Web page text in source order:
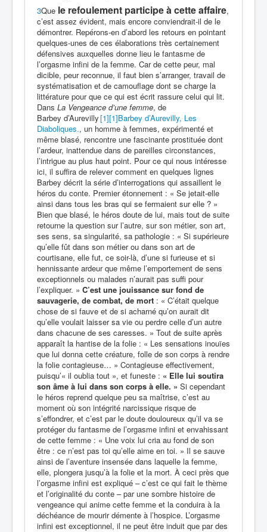
3Que le refoulement participe à cette affaire,
c’est assez évident, mais encore conviendrait-il de le
démontrer. Repérons-en d’abord les retours en pointant
quelques-unes de ces élaborations très certainement
défensives auxquelles donne lieu le fantasme de
l’orgasme infini de la femme. Car de cette peur, mal
dicible, peur reconnue, il faut bien s’arranger, travail de
systématisation et de camouflage dont se charge la
littérature pour que ce qui est écrit rassure celui qui lit.
Dans La Vengeance d’une femme, de
Barbey d’Aurevilly[1][1]Barbey d’Aurevilly, Les
Diaboliques., un homme à femmes, expérimenté et
même blasé, rencontre une fascinante prostituée dont
l’ardeur, inattendue dans de pareilles circonstances,
l’intrigue au plus haut point. Pour ce qui nous intéresse
ici, il suffira de relever comment en quelques lignes
Barbey décrit la série d’interrogations qui assaillent le
héros du conte. Premier étonnement : « Se jetait-elle
ainsi dans tous les bras qui se fermaient sur elle ? »
Bien que blasé, le héros doute de lui, mais tout de suite
retourne la question sur l’autre, sur son métier, son art,
ses sens, sa singularité, sa pathologie : « Si supérieure
qu’elle fût dans son métier ou dans son art de
courtisane, elle fut, ce soir-là, d’une si furieuse et si
hennissante ardeur que même l’emportement de sens
exceptionnels ou malades n’aurait pas suffi pour
l’expliquer. » C’est une jouissance sur fond de
sauvagerie, de combat, de mort : « C’était quelque
chose de si fauve et de si acharné qu’on aurait dit
qu’elle voulait laisser sa vie ou perdre celle d’un autre
dans chacune de ses caresses. » Tout de suite après
apparaît la hantise de la folie : « Les sensations inouïes
que lui donna cette créature, folle de son corps à rendre
la folie contagieuse… » Contagieuse effectivement,
puisqu’« il oublia tout », et funeste : « Elle lui soutira
son âme à lui dans son corps à elle. » Si cependant
le héros reprend quelque peu sa maîtrise, c’est au
moment où son intégrité narcissique risque de
s’effondrer, et c’est par le doute douloureux qu’il va se
protéger du fantasme de l’orgasme infini et envahissant
de cette femme : « Une voix lui cria au fond de son
être : ce n’est pas toi qu’elle aime en toi. » Il se sauve
ainsi de l’aventure insensée dans laquelle la femme,
elle, plongera jusqu’à la folie et la mort. À ceci près que
l’orgasme infini est expliqué – c’est ce qui fait le thème
et l’originalité du conte – par une sombre histoire de
vengeance qui anime cette femme et la conduira à la
déchéance de mourir démente à l’hospice. L’orgasme
infini est exceptionnel, il ne peut être induit que par des